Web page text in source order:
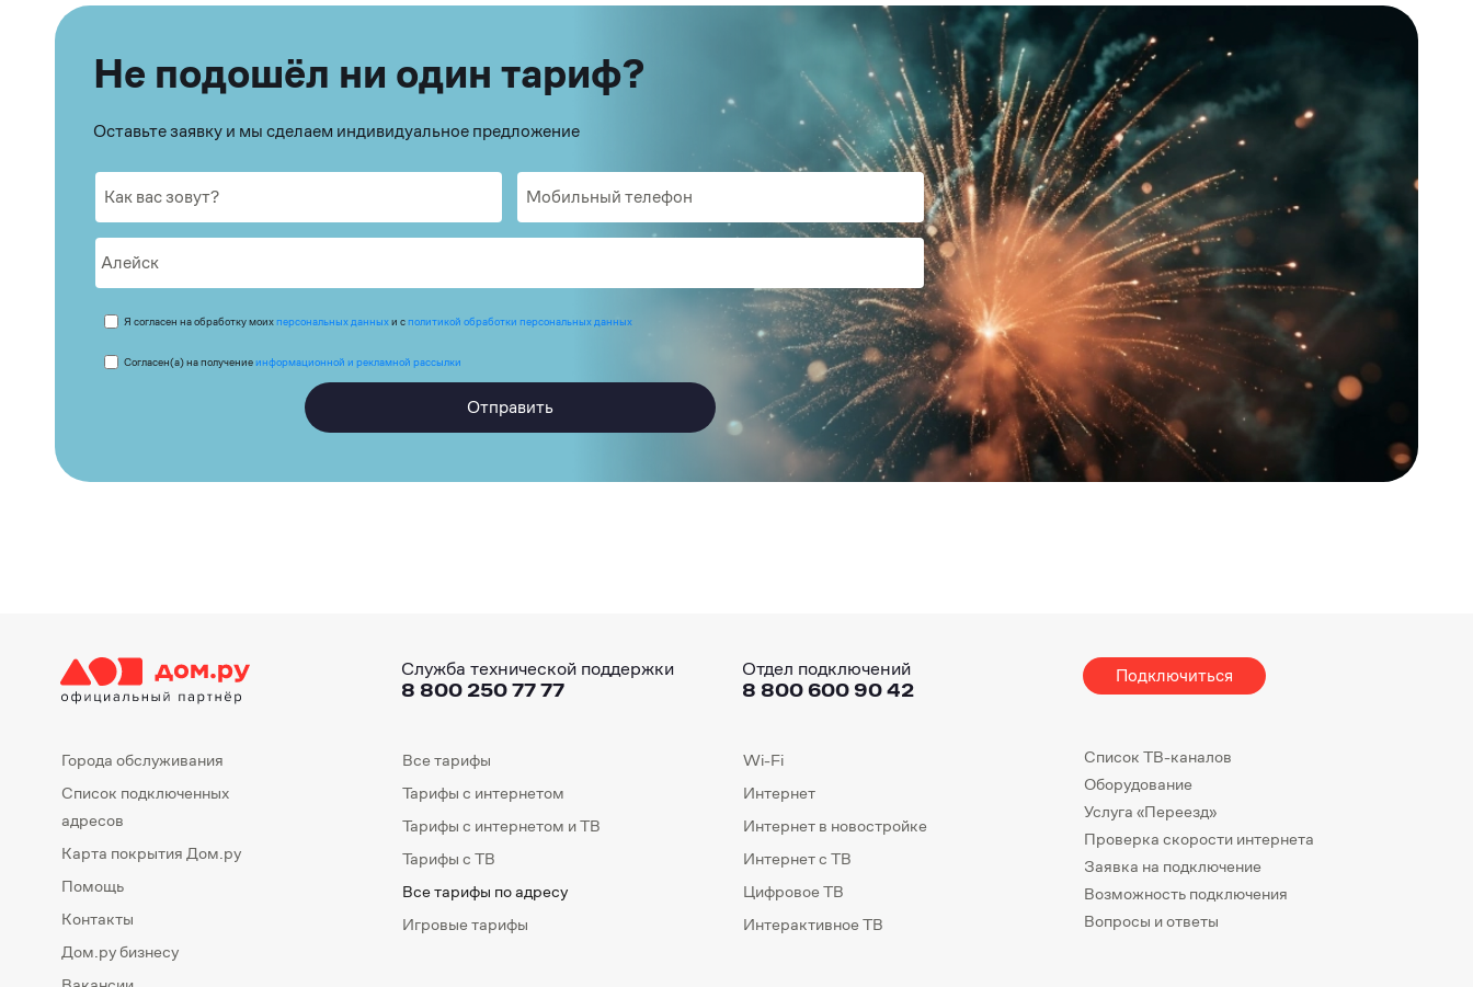
Не подошёл ни один тариф?
Оставьте заявку и мы сделаем индивидуальное предложение
Я согласен на обработку моихперсональных данныхи сполитикой обработки персональных данных
Согласен(а) на получениеинформационной и рекламной рассылки
Отправить
Служба технической поддержки
8 800 250 77 77
Отдел подключений
8 800 600 90 42
Подключиться
Города обслуживания
Список подключенных
адресов
Карта покрытия Дом.ру
Помощь
Контакты
Дом.ру бизнесу
Все тарифы
Тарифы с интернетом
Тарифы с интернетом и ТВ
Тарифы с ТВ
Все тарифы по адресу
Игровые тарифы
Wi-Fi
Интернет
Интернет в новостройке
Интернет с ТВ
Цифровое ТВ
Интерактивное ТВ
Список ТВ-каналов
Оборудование
Услуга «Переезд»
Проверка скорости интернета
Заявка на подключение
Возможность подключения
Вопросы и ответы